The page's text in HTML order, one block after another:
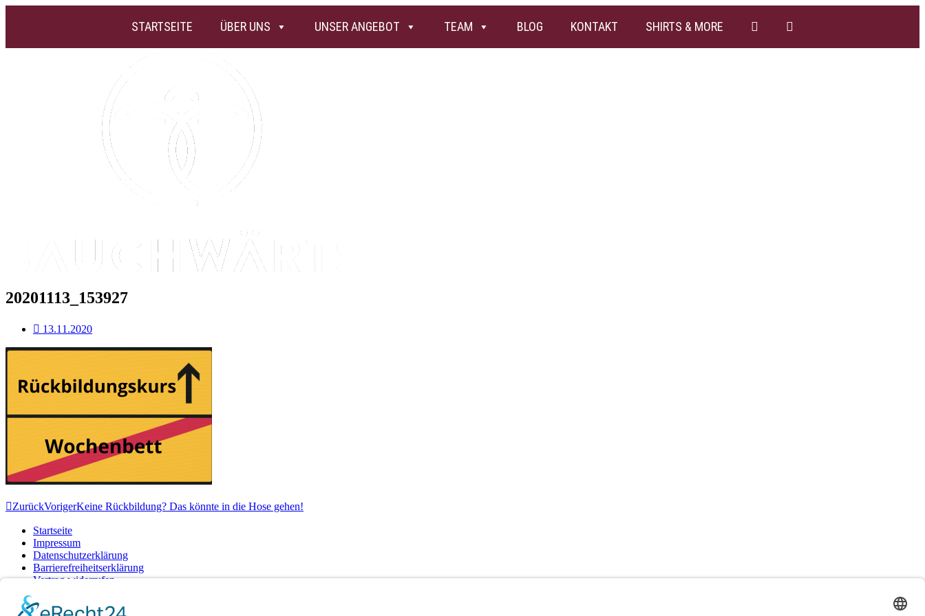
STARTSEITE ÜBER UNS UNSER ANGEBOT TEAM BLOG KONTAKT SHIRTS & MORE
20201113_153927
13.11.2020
ZurückVorigerKeine Rückbildung? Das könnte in die Hose gehen!
Startseite
Impressum
Datenschutzerklärung
Barrierefreiheitserklärung
Vertrag widerrufen
Zahlung & Versand